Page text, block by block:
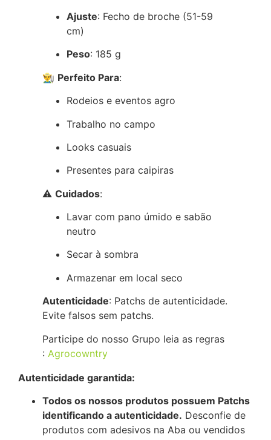
Ajuste: Fecho de broche (51-59
cm)
Peso: 185 g
👨‍🌾 Perfeito Para:
Rodeios e eventos agro
Trabalho no campo
Looks casuais
Presentes para caipiras
⚠ Cuidados:
Lavar com pano úmido e sabão
neutro
Secar à sombra
Armazenar em local seco
Autenticidade: Patchs de autenticidade.
Evite falsos sem patchs.
Participe do nosso Grupo leia as regras
: Agrocowntry
Autenticidade garantida:
Todos os nossos produtos possuem Patchs
identificando a autenticidade. Desconfie de
produtos com adesivos na Aba ou vendidos